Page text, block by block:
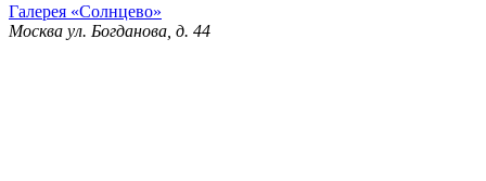
Галерея «Солнцево»
Москва ул. Богданова, д. 44